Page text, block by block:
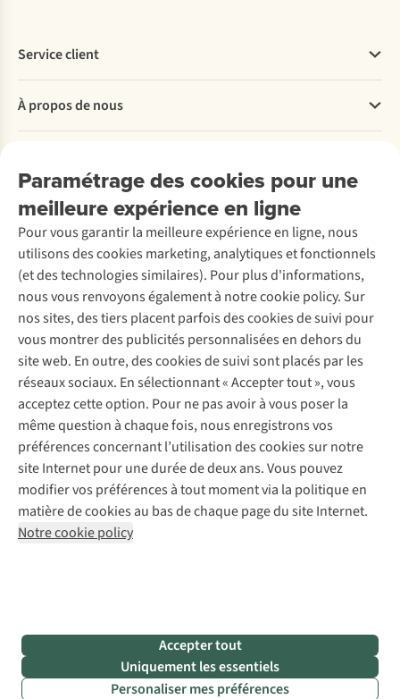
Paramétrage des cookies pour une
meilleure expérience en ligne
Pour vous garantir la meilleure expérience en ligne, nous
utilisons des cookies marketing, analytiques et fonctionnels
(et des technologies similaires). Pour plus d'informations,
nous vous renvoyons également à notre cookie policy. Sur
nos sites, des tiers placent parfois des cookies de suivi pour
vous montrer des publicités personnalisées en dehors du
site web. En outre, des cookies de suivi sont placés par les
réseaux sociaux. En sélectionnant « Accepter tout », vous
acceptez cette option. Pour ne pas avoir à vous poser la
même question à chaque fois, nous enregistrons vos
préférences concernant l’utilisation des cookies sur notre
site Internet pour une durée de deux ans. Vous pouvez
modifier vos préférences à tout moment via la politique en
matière de cookies au bas de chaque page du site Internet.
Notre cookie policy
Accepter tout
Uniquement les essentiels
Personaliser mes préférences
Service client
Commander
Payer
Retourner
Rétractation d'une commande
Entretien & réparations
Garantie
Contactez-nous
À propos de nous
Entreprise responsable
À propos d’Ayacucho
Nos magasins
À propos d’A.S.Adventure
Déclaration d'accessibilité
Location / Location sports d’hiver
Seconde-main
Entretien de ski
Service de lavage
Entretien de chaussures
Réparation de chaussures
Réparation de vêtements
Retouches
Pour les entreprises
Découvrez
A.S.Magazine
Explore Camp
Expertise & conseils
Abonnez-vous à la newsletter
Suivez-nous
Mentions légales
Politique de confidentialité
Conditions générales
Cookie Policy